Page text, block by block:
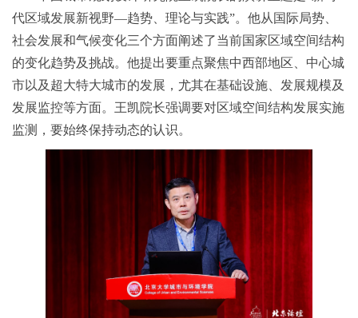
代区域发展新视野—趋势、理论与实践”。他从国际局势、
社会发展和气候变化三个方面阐述了当前国家区域空间结构
的变化趋势及挑战。他提出要重点聚焦中西部地区、中心城
市以及超大特大城市的发展，尤其在基础设施、发展规模及
发展监控等方面。王凯院长强调要对区域空间结构发展实施
监测，要始终保持动态的认识。